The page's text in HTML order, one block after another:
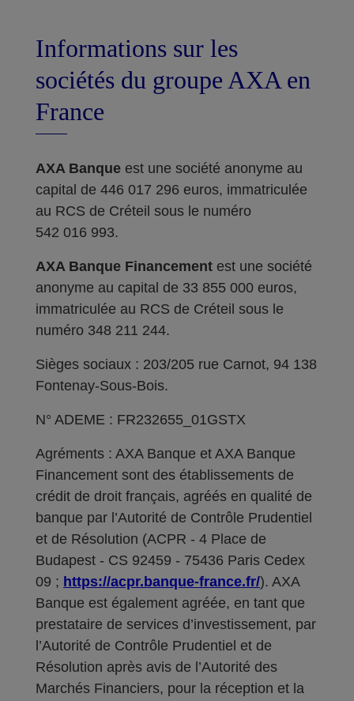
Informations sur les
sociétés du groupe AXA en
France
AXA Banque est une société anonyme au
capital de 446 017 296 euros, immatriculée
au RCS de Créteil sous le numéro
542 016 993.
AXA Banque Financement est une société
anonyme au capital de 33 855 000 euros,
immatriculée au RCS de Créteil sous le
numéro 348 211 244.
Sièges sociaux : 203/205 rue Carnot, 94 138
Fontenay-Sous-Bois.
N° ADEME : FR232655_01GSTX
Agréments : AXA Banque et AXA Banque
Financement sont des établissements de
crédit de droit français, agréés en qualité de
banque par l’Autorité de Contrôle Prudentiel
et de Résolution (ACPR - 4 Place de
Budapest - CS 92459 - 75436 Paris Cedex
09 ; https://acpr.banque-france.fr/). AXA
Banque est également agréée, en tant que
prestataire de services d’investissement, par
l’Autorité de Contrôle Prudentiel et de
Résolution après avis de l’Autorité des
Marchés Financiers, pour la réception et la